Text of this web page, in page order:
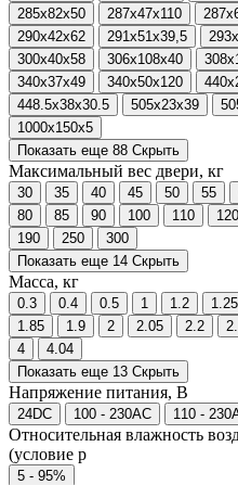
285x82x50
287x47x110
290x42x62
291x51x39,5
300x40x58
306x108x40
340x37x49
340x50x120
448.5x38x30.5
505x23x39
1000x150x5
Показать еще 88 Скрыть
Максимальный вес двери, кг
30 35 40 45 50 55
80
85 90 100 110 120
190
250
300
Показать еще 14 Скрыть
Масса, кг
0.3 0.4 0.5 1 1.2 1.25
1.85
1.9 2 2.05 2.2
4
4.04
Показать еще 13 Скрыть
Напряжение питания, В
24DC 100 - 230AC 110 -
Относительная влажность
(условие р
5 - 95%